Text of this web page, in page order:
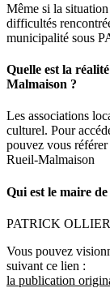
Même si la
difficultés
municipalité sous
Quelle est la
Malmaison ?
Les associations
culturel. Pour
pouvez vous
Rueil-Malmaison
Qui est le maire
PATRICK OLLIER
Vous pouvez
suivant ce lien :
la publication